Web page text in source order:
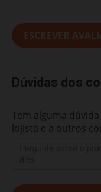
ESCREVER
Dúvidas dos
Tem alguma
lojista e a outros